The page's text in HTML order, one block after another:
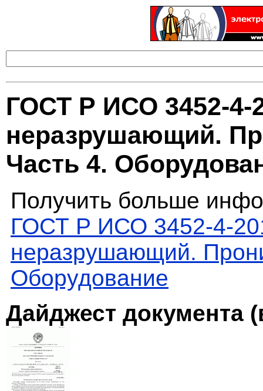
ГОСТ Р ИСО 3452-4-
неразрушающий.
Часть 4.
Получить больше
ГОСТ Р ИСО 3452-4-
неразрушающий.
Оборудование
Дайджест документа